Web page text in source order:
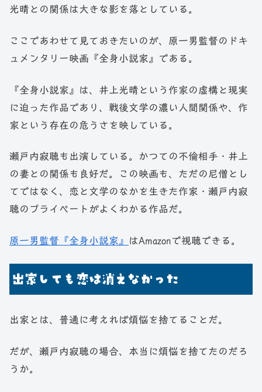
光晴との関係は大きな影を落としている。
ここであわせて見ておきたいのが、原一男監督のドキ
ュメンタリー映画『全身小説家』である。
『全身小説家』は、井上光晴という作家の虚構と現実
に迫った作品であり、戦後文学の濃い人間関係や、作
家という存在の危うさを映している。
瀬戸内寂聴も出演している。かつての不倫相手・井上
の妻との関係も良好だ。この映画も、ただの尼僧とし
てではなく、恋と文学のなかを生きた作家・瀬戸内寂
聴のプライベートがよくわかる作品だ。
原一男監督『全身小説家』 はAmazonで視聴できる。
出家しても恋は消えなかった
出家とは、普通に考えれば煩悩を捨てることだ。
だが、瀬戸内寂聴の場合、本当に煩悩を捨てたのだろ
うか。